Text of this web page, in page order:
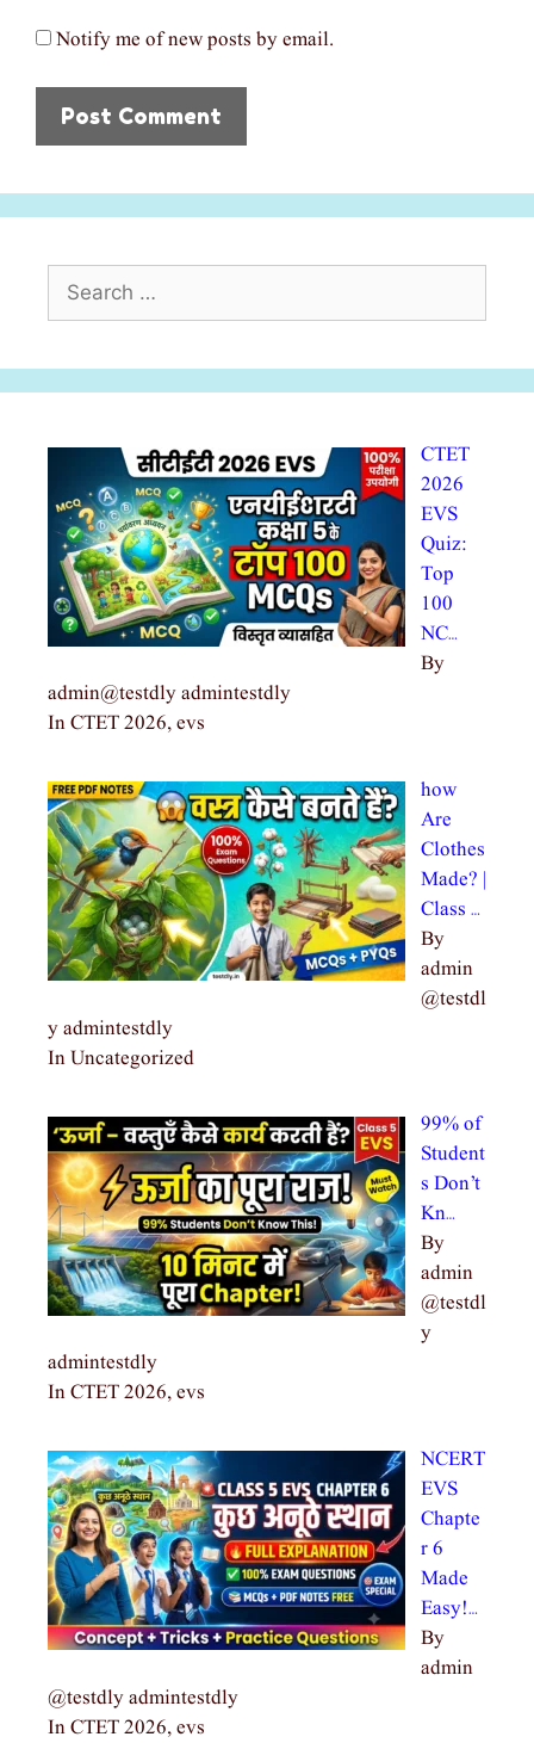
Notify me of new posts by email.
CTET
2026
EVS
Quiz:
Top
100
NC…
By
admin@testdly admintestdly
In CTET 2026, evs
how
Are
Clothes
Made? |
Class …
By
admin
@testdl
y admintestdly
In Uncategorized
99% of
Student
s Don’t
Kn…
By
admin
@testdl
y
admintestdly
In CTET 2026, evs
NCERT
EVS
Chapte
r 6
Made
Easy!…
By
admin
@testdly admintestdly
In CTET 2026, evs